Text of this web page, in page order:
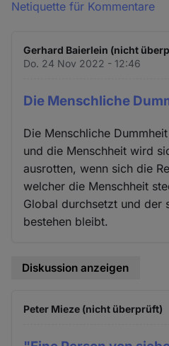
Netiquette für Kommentare
Gerhard Baierlein (nicht
Do. 24 Nov 2022 - 12:46
Die Menschliche
Die Menschliche
und die Menschheit wird
ausrotten, wenn sich die
welcher die Menschheit
Global durchsetzt und der
bestehen bleibt.
Diskussion anzeigen
Peter Mieze (nicht überprüft)